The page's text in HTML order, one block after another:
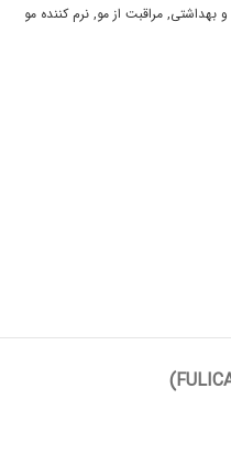
بهداشتی, مراقبت از مو, نرم کننده مو